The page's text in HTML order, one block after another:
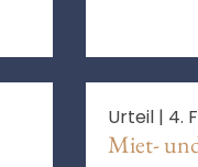
Urteil | 4.
Miet-